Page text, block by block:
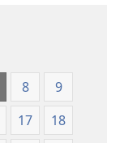
8
9
17
18